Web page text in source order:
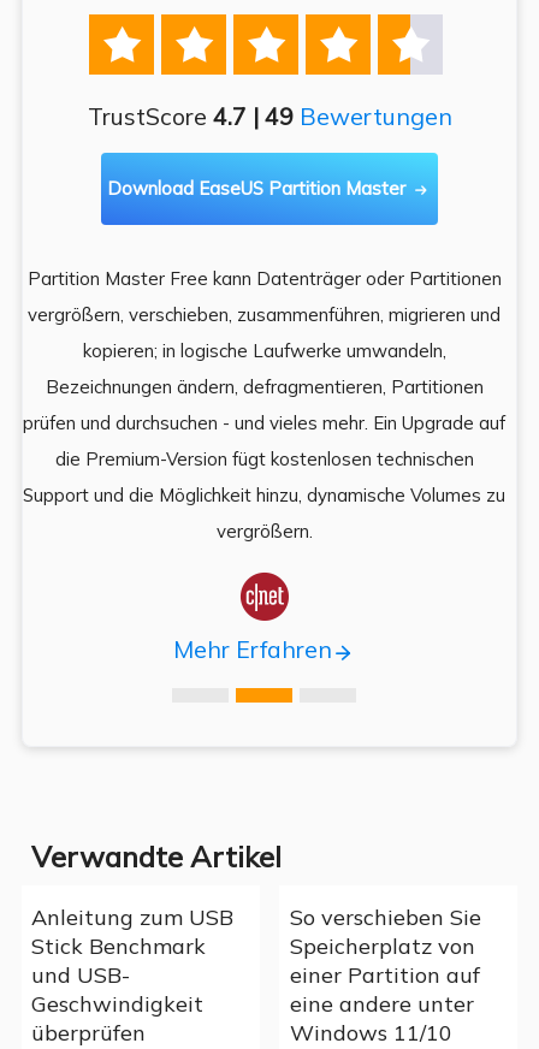
    
TrustScore 4.7 | 49 Bewertungen
Download EaseUS Partition Master 
Partition Master Free kann Datenträger oder Partitionen
vergrößern, verschieben, zusammenführen, migrieren und
kopieren; in logische Laufwerke umwandeln,
Bezeichnungen ändern, defragmentieren, Partitionen
prüfen und durchsuchen - und vieles mehr. Ein Upgrade auf
die Premium-Version fügt kostenlosen technischen
Support und die Möglichkeit hinzu, dynamische Volumes zu
vergrößern.

Mehr Erfahren
Verwandte Artikel
Anleitung zum USB
Stick Benchmark
und USB-
Geschwindigkeit
überprüfen
So verschieben Sie
Speicherplatz von
einer Partition auf
eine andere unter
Windows 11/10